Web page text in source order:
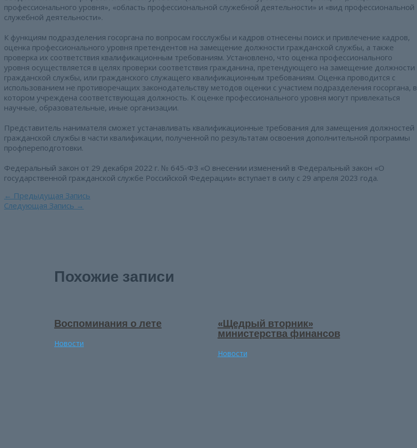
профессионального уровня», «область профессиональной служебной деятельности» и «вид профессиональной
служебной деятельности».
К функциям подразделения госоргана по вопросам госслужбы и кадров отнесены поиск и привлечение кадров,
оценка профессионального уровня претендентов на замещение должности гражданской службы, а также
проверка их соответствия квалификационным требованиям. Установлено, что оценка профессионального
уровня осуществляется в целях проверки соответствия гражданина, претендующего на замещение должности
гражданской службы, или гражданского служащего квалификационным требованиям. Оценка проводится с
использованием не противоречащих законодательству методов оценки с участием подразделения госоргана, в
котором учреждена соответствующая должность. К оценке профессионального уровня могут привлекаться
научные, образовательные, иные организации.
Представитель нанимателя сможет устанавливать квалификационные требования для замещения должностей
гражданской службы в части квалификации, полученной по результатам освоения дополнительной программы
профпереподготовки.
Федеральный закон от 29 декабря 2022 г. № 645-ФЗ «О внесении изменений в Федеральный закон «О
государственной гражданской службе Российской Федерации» вступает в силу с 29 апреля 2023 года.
Навигация
по
← Предыдущая Запись
Следующая Запись →
Похожие записи
Воспоминания о лете
Новости
«Щедрый вторник»
министерства финансов
Новости